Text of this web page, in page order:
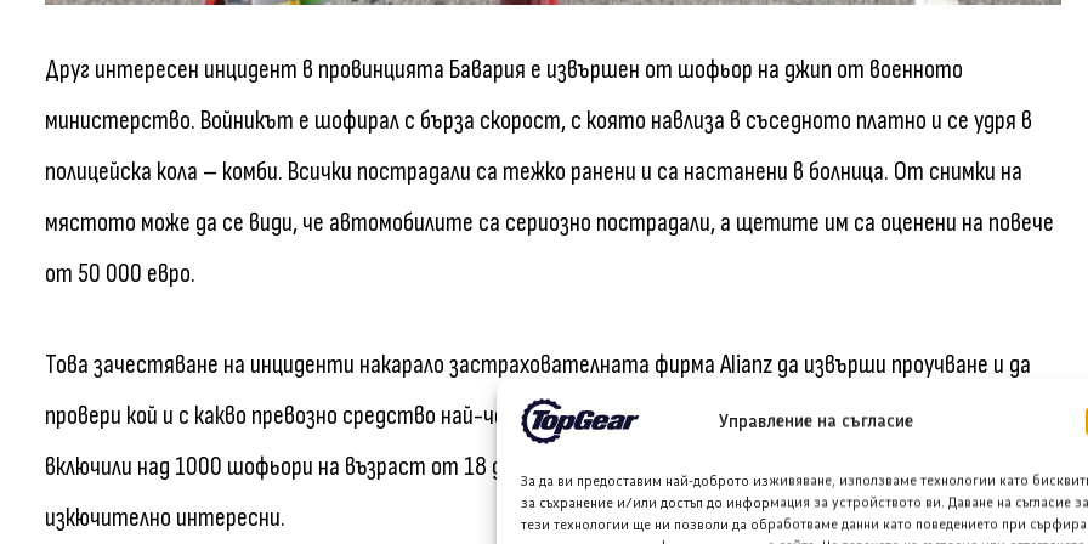
Управление на съгласие
За да ви предоставим най-доброто изживяване, използваме технологии като
за съхранение и/или достъп до информация за устройството ви. Даване на съгласие за
тези технологии ще ни позволи да обработваме данни като поведението при
Друг интересен инцидент в провинцията Бавария е извършен от шофьор на джип от военното
министерство. Войникът е шофирал с бърза скорост, с която навлиза в съседното платно и се удря в
полицейска кола – комби. Всички пострадали са тежко ранени и са настанени в болница. От снимки на
мястото може да се види, че автомобилите са сериозно пострадали, а щетите им са оценени на повече
от 50 000 евро.
Това зачестяване на инциденти накарало застрахователната фирма Alianz да извърши проучване и да
провери кой и с какво превозно средство най-често нарушава законите за движение. В изследването се
включили над 1000 шофьори на възраст от 18 до 65 годишна възраст, а резултатите изглеждат
изкючително интересни.